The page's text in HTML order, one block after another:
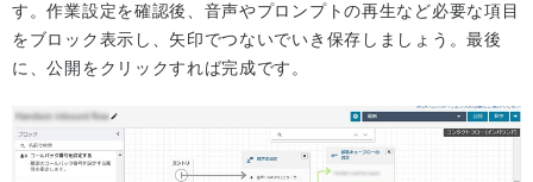
す。作業設定を確認後、音声やプロンプトの再生など必要な項目
をブロック表示し、矢印でつないでいき保存しましょう。最後
に、公開をクリックすれば完成です。